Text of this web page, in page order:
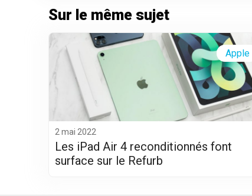
Sur le même sujet
2 mai 2022
Les iPad Air 4 reconditionnés font
surface sur le Refurb
Apple